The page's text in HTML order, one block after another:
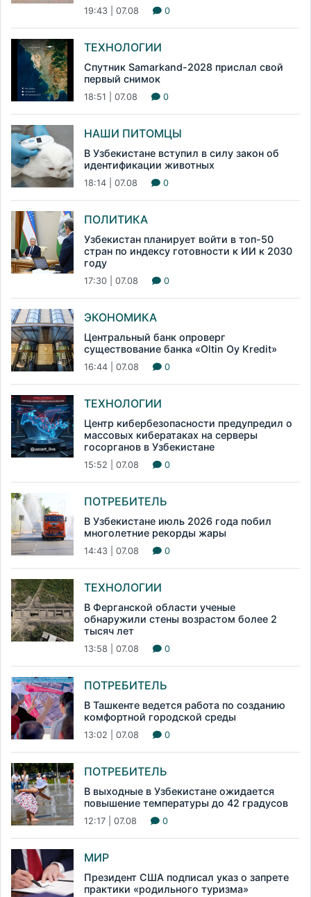
19:43 | 07.08 0
ТЕХНОЛОГИИ
Спутник Samarkand-2028 прислал свой
первый снимок
18:51 | 07.08 0
НАШИ ПИТОМЦЫ
В Узбекистане вступил в силу закон об
идентификации животных
18:14 | 07.08 0
ПОЛИТИКА
Узбекистан планирует войти в топ-50
стран по индексу готовности к ИИ к 2030
году
17:30 | 07.08 0
ЭКОНОМИКА
Центральный банк опроверг
существование банка «Oltin Oy Kredit»
16:44 | 07.08 0
ТЕХНОЛОГИИ
Центр кибербезопасности предупредил о
массовых кибератаках на серверы
госорганов в Узбекистане
15:52 | 07.08 0
ПОТРЕБИТЕЛЬ
В Узбекистане июль 2026 года побил
многолетние рекорды жары
14:43 | 07.08 0
ТЕХНОЛОГИИ
В Ферганской области ученые
обнаружили стены возрастом более 2
тысяч лет
13:58 | 07.08 0
ПОТРЕБИТЕЛЬ
В Ташкенте ведется работа по созданию
комфортной городской среды
13:02 | 07.08 0
ПОТРЕБИТЕЛЬ
В выходные в Узбекистане ожидается
повышение температуры до 42 градусов
12:17 | 07.08 0
МИР
Президент США подписал указ о запрете
практики «родильного туризма»